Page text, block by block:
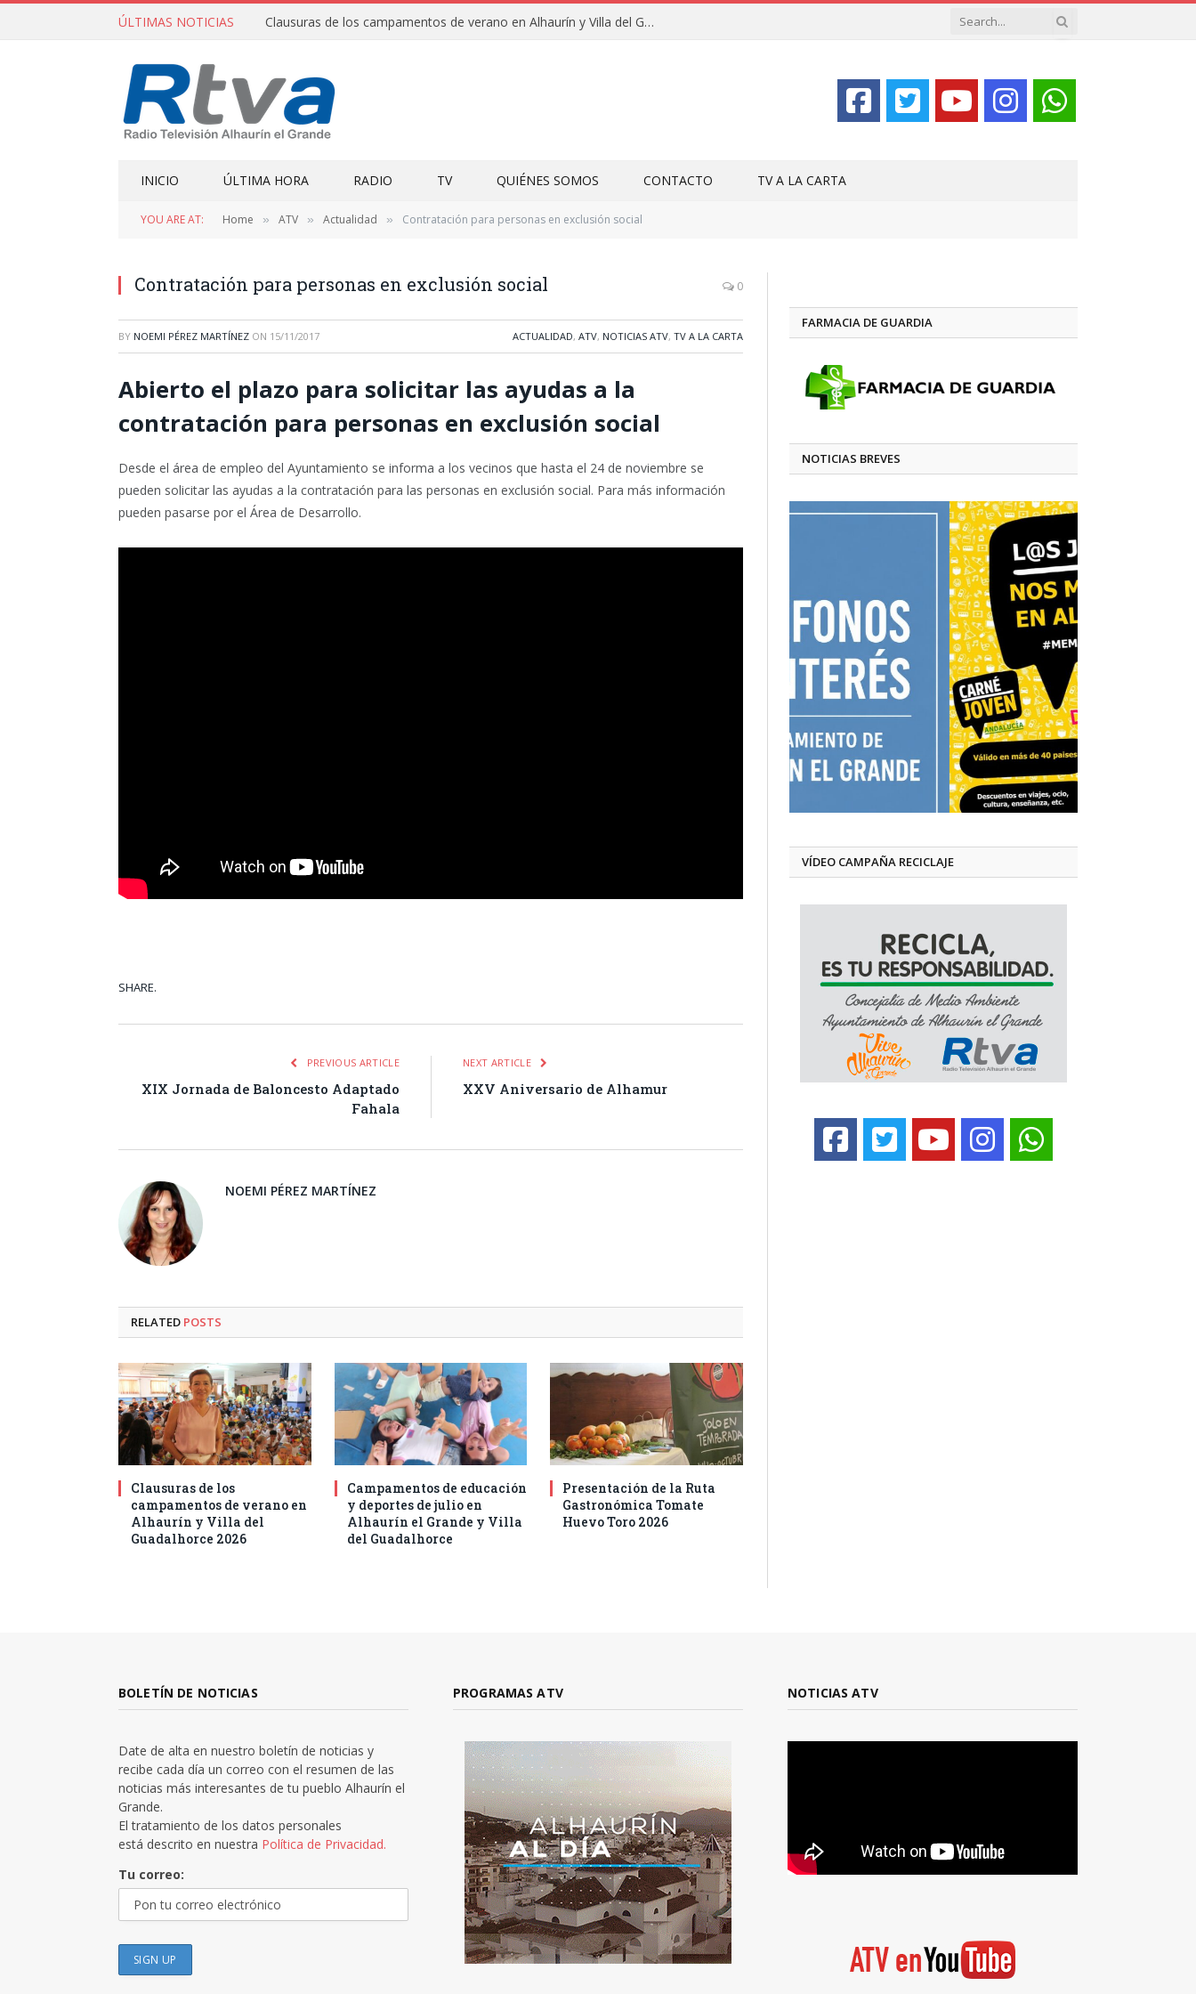
ÚLTIMAS NOTICIAS Clausuras de los campamentos de verano en Alhaurín y Villa del Guadalhorce 2026
INICIO ÚLTIMA HORA RADIO TV QUIÉNES SOMOS CONTACTO TV A LA CARTA
YOU ARE AT: Home » ATV » Actualidad » Contratación para personas en exclusión social
Contratación para personas en exclusión social 0
BY NOEMI PÉREZ MARTÍNEZ ON 15/11/2017 ACTUALIDAD, ATV, NOTICIAS ATV, TV A LA CARTA
Abierto el plazo para solicitar las ayudas a la
contratación para personas en exclusión social
Desde el área de empleo del Ayuntamiento se informa a los vecinos que hasta el 24 de noviembre se
pueden solicitar las ayudas a la contratación para las personas en exclusión social. Para más información
pueden pasarse por el Área de Desarrollo.
SHARE.
PREVIOUS ARTICLE
XIX Jornada de Baloncesto Adaptado
Fahala
NEXT ARTICLE
XXV Aniversario de Alhamur
NOEMI PÉREZ MARTÍNEZ
RELATED POSTS
Clausuras de los
campamentos de verano en
Alhaurín y Villa del
Guadalhorce 2026
Campamentos de educación
y deportes de julio en
Alhaurín el Grande y Villa
del Guadalhorce
Presentación de la Ruta
Gastronómica Tomate
Huevo Toro 2026
FARMACIA DE GUARDIA
NOTICIAS BREVES
VÍDEO CAMPAÑA RECICLAJE
BOLETÍN DE NOTICIAS
Date de alta en nuestro boletín de noticias y
recibe cada día un correo con el resumen de las
noticias más interesantes de tu pueblo Alhaurín el
Grande.
El tratamiento de los datos personales
está descrito en nuestra Política de Privacidad.
Tu correo:
PROGRAMAS ATV NOTICIAS ATV